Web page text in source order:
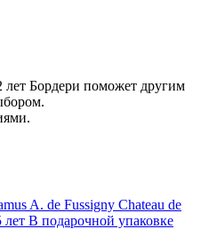
Бордери поможет другим
A. de Fussigny Chateau de
лет В подарочной упаковке